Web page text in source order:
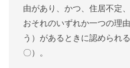
由があり、かつ、住居不定
おそれのいずれか一つの理
う）があるときに認められる
〇）。